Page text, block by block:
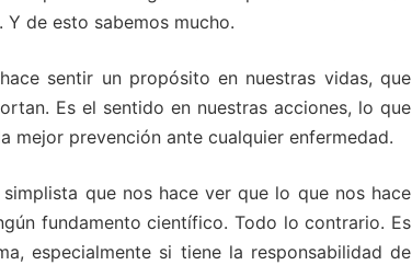
de esto sabemos mucho.
sentir un propósito en nuestras vidas, que
Es el sentido en nuestras acciones, lo que
mejor prevención ante cualquier enfermedad.
que nos hace ver que lo que nos hace
fundamento científico. Todo lo contrario. Es
especialmente si tiene la responsabilidad de